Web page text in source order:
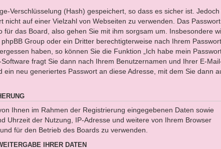
Verschlüsselung (Hash) gespeichert, so dass es sicher ist. Jedoch
nicht auf einer Vielzahl von Webseiten zu verwenden. Das
für das Board, also gehen Sie mit ihm sorgsam um. Insbesondere
Group oder ein Dritter berechtigterweise nach Ihrem Passwort
haben, so können Sie die Funktion „Ich habe mein
fragt Sie dann nach Ihrem Benutzernamen und Ihrer E-
ein neu generiertes Passwort an diese Adresse, mit dem Sie dann
Ihnen im Rahmen der Registrierung eingegebenen Daten sowie
Uhrzeit der Nutzung, IP-Adresse und weitere von Ihrem Browser
für den Betrieb des Boards zu verwenden.
IHRER DATEN